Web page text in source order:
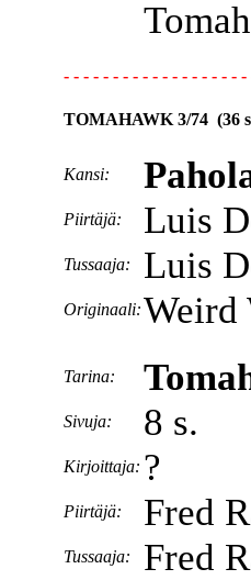
- - - - - - - - - - - - - - - - - -
TOMAHAWK 3/74 (36
Kansi:
Piirtäjä: Luis
Tussaaja: Luis
Originaali:Weird
Tarina:
Sivuja: 8 s.
Kirjoittaja: ?
Piirtäjä: Fred
Tussaaja: Fred